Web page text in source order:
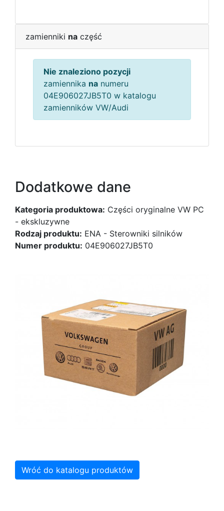
zamienniki na część
Nie znaleziono pozycji
zamiennika na numeru
04E906027JB5T0 w katalogu
zamienników VW/Audi
Dodatkowe dane
Kategoria produktowa: Części oryginalne VW PC
- ekskluzywne
Rodzaj produktu: ENA - Sterowniki silników
Numer produktu: 04E906027JB5T0
Wróć do katalogu produktów